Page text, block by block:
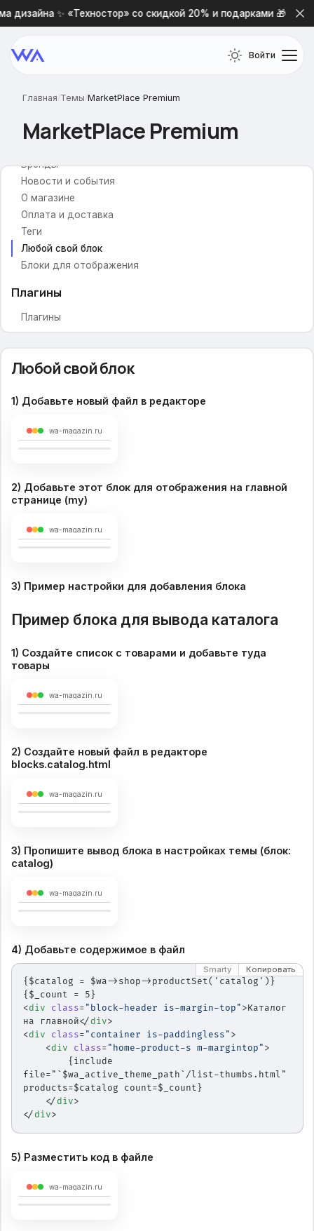
дизайна ✨ «Техностор» со скидкой 20% и подарками 🎁
Войти
Главная/Темы/MarketPlace Premium
MarketPlace Premium
Слайдер изображений
Популярный товар
Промо-блоки с изображениями
Блок подписки
Баннер №1
Бренды
Новости и события
О магазине
Оплата и доставка
Теги
Любой свой блок
Блоки для отображения
Плагины
Плагины
Генератор табов
Любой свой блок
1) Добавьте новый файл в редакторе
wa-magazin.ru
2) Добавьте этот блок для отображения на главной
странице (my)
wa-magazin.ru
3) Пример настройки для добавления блока
Пример блока для вывода каталога
1) Создайте список с товарами и добавьте туда
товары
wa-magazin.ru
2) Создайте новый файл в редакторе
blocks.catalog.html
wa-magazin.ru
3) Пропишите вывод блока в настройках темы (блок:
catalog)
wa-magazin.ru
4) Добавьте содержимое в файл
Smarty Копировать
{$catalog = $wa->shop->productSet('catalog')}
{$_count = 5}
<div class="block-header is-margin-top">Каталог
на главной</div>
<div class="container is-paddingless">
    <
div class="home-product-s m-margintop">
file="`$wa_active_theme_path`/list-thumbs.html"
products=$catalog count=$_count}
    </
div>
</div>
5) Разместить код в файле
wa-magazin.ru